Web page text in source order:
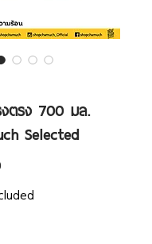
ตรง 700 มล.
Selected
Price